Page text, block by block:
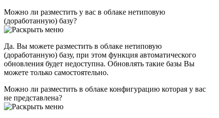
Можно ли разместить у вас в облаке нетиповую
(доработанную) базу?
Да. Вы можете разместить в облаке нетиповую
(доработанную) базу, при этом функция автоматического
обновления будет недоступна. Обновлять такие базы Вы
можете только самостоятельно.
Можно ли разместить в облаке конфигурацию которая у вас
не представлена?